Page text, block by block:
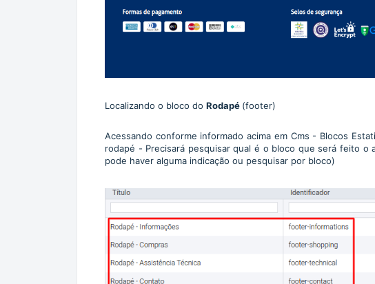
Localizando o bloco do Rodapé (footer)
Acessando conforme informado acima em Cms - Blocos
rodapé - Precisará pesquisar qual é o bloco que será feito o
pode haver alguma indicação ou pesquisar por bloco)